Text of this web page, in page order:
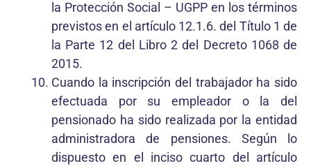
la Protección Social – UGPP en los términos
previstos en el artículo 12.1.6. del Título 1 de
la Parte 12 del Libro 2 del Decreto 1068 de
2015.
Cuando la inscripción del trabajador ha sido
efectuada por su empleador o la del
pensionado ha sido realizada por la entidad
administradora de pensiones. Según lo
dispuesto en el inciso cuarto del artículo